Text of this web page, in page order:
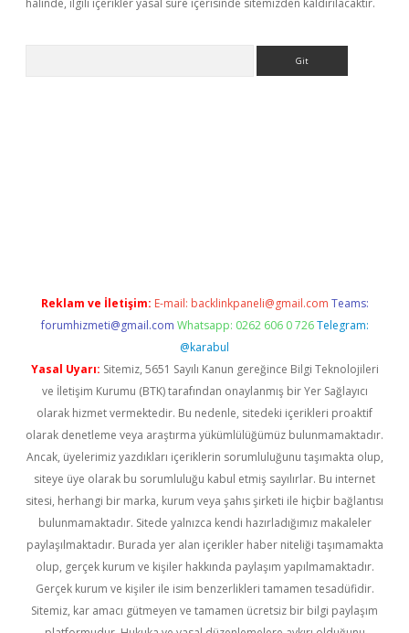
halinde, ilgili içerikler yasal süre içerisinde sitemizden kaldırılacaktır.
Reklam ve İletişim: E-mail: backlinkpaneli@gmail.com Teams:
forumhizmeti@gmail.com Whatsapp: 0262 606 0 726 Telegram:
@karabul
Yasal Uyarı: Sitemiz, 5651 Sayılı Kanun gereğince Bilgi Teknolojileri
ve İletişim Kurumu (BTK) tarafından onaylanmış bir Yer Sağlayıcı
olarak hizmet vermektedir. Bu nedenle, sitedeki içerikleri proaktif
olarak denetleme veya araştırma yükümlülüğümüz bulunmamaktadır.
Ancak, üyelerimiz yazdıkları içeriklerin sorumluluğunu taşımakta olup,
siteye üye olarak bu sorumluluğu kabul etmiş sayılırlar. Bu internet
sitesi, herhangi bir marka, kurum veya şahıs şirketi ile hiçbir bağlantısı
bulunmamaktadır. Sitede yalnızca kendi hazırladığımız makaleler
paylaşılmaktadır. Burada yer alan içerikler haber niteliği taşımamakta
olup, gerçek kurum ve kişiler hakkında paylaşım yapılmamaktadır.
Gerçek kurum ve kişiler ile isim benzerlikleri tamamen tesadüfidir.
Sitemiz, kar amacı gütmeyen ve tamamen ücretsiz bir bilgi paylaşım